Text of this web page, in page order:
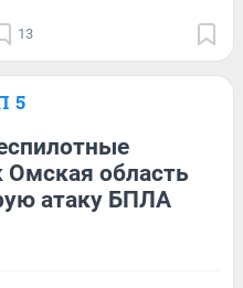
13
5
Омская область
атаку БПЛА